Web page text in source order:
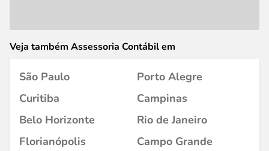
Veja também Assessoria Contábil em
São Paulo
Porto Alegre
Curitiba
Campinas
Belo Horizonte
Rio de Janeiro
Florianópolis
Campo Grande